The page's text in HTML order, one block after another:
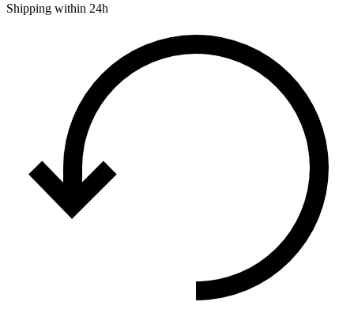
Shipping within 24h